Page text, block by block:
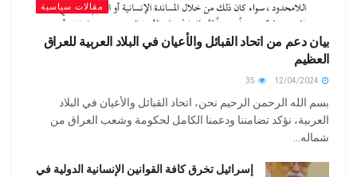
مقالات سياسية
بيان دعم من اتحاد القبائل والأعيان في البلاد العربية للعراق
العظيم
بسم الله الرحمن الرحيم نحن، اتحاد القبائل والأعيان في البلاد
العربية، نؤكد تضامننا ودعمنا الكامل لحكومة وشعب العراق من
شماله...
إسرائيل تخرق كافة القوانين الإنسانية الدولية في